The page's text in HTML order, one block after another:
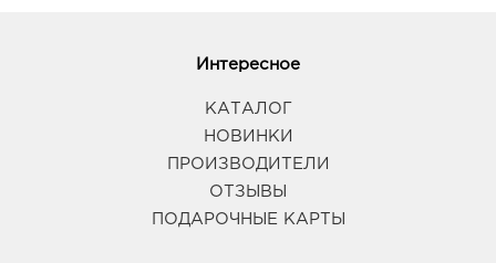
Интересное
КАТАЛОГ
НОВИНКИ
ПРОИЗВОДИТЕЛИ
ОТЗЫВЫ
ПОДАРОЧНЫЕ КАРТЫ